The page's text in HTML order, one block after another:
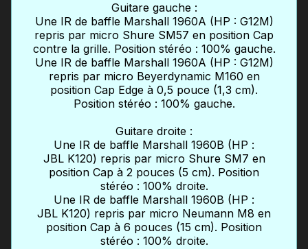
Guitare gauche :
Une IR de baffle Marshall 1960A (HP : G12M)
repris par micro Shure SM57 en position Cap
contre la grille. Position stéréo : 100% gauche.
Une IR de baffle Marshall 1960A (HP : G12M)
repris par micro Beyerdynamic M160 en
position Cap Edge à 0,5 pouce (1,3 cm).
Position stéréo : 100% gauche.
Guitare droite :
Une IR de baffle Marshall 1960B (HP :
JBL K120) repris par micro Shure SM7 en
position Cap à 2 pouces (5 cm). Position
stéréo : 100% droite.
Une IR de baffle Marshall 1960B (HP :
JBL K120) repris par micro Neumann M8 en
position Cap à 6 pouces (15 cm). Position
stéréo : 100% droite.